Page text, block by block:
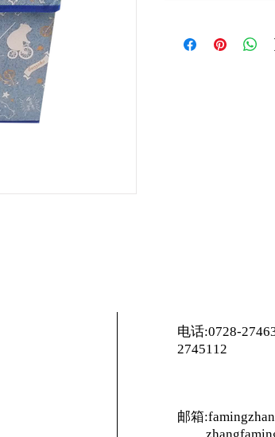
电话:0728-
2745112
邮箱